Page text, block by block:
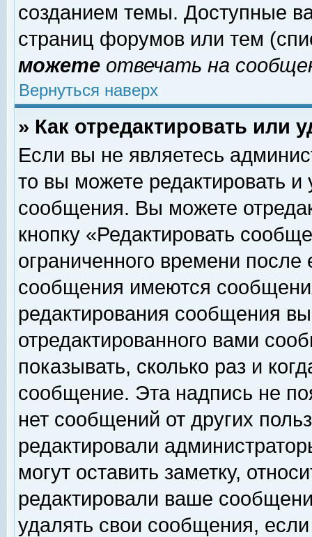
созданием темы. Доступные
страниц форумов или тем
можете отвечать на
Вернуться наверх
» Как отредактировать или
Если вы не являетесь
то вы можете редактировать и
сообщения. Вы можете
кнопку «Редактировать
ограниченного времени
сообщения имеются
редактирования сообщения
отредактированного вами
показывать, сколько раз и
сообщение. Эта надпись не
нет сообщений от других
редактировали
могут оставить заметку,
редактировали ваше
удалять свои сообщения,